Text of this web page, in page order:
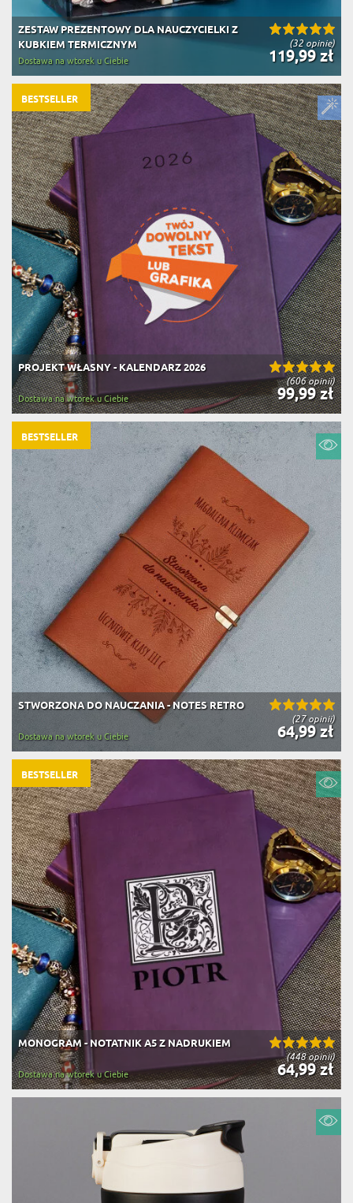
(32 opinie)
ZESTAW PREZENTOWY DLA NAUCZYCIELKI Z
KUBKIEM TERMICZNYM
119,99 zł
Dostawa na wtorek u Ciebie
(606 opinii)
PROJEKT WŁASNY - KALENDARZ 2026
99,99 zł
Dostawa na wtorek u Ciebie
BESTSELLER
(27 opinii)
STWORZONA DO NAUCZANIA - NOTES RETRO
64,99 zł
Dostawa na wtorek u Ciebie
BESTSELLER
(448 opinii)
MONOGRAM - NOTATNIK A5 Z NADRUKIEM
64,99 zł
Dostawa na wtorek u Ciebie
BESTSELLER